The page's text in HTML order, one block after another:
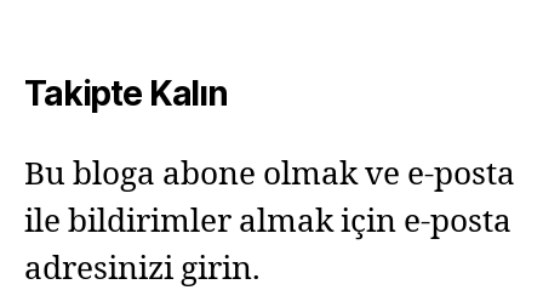
Takipte Kalın
Bu bloga abone olmak ve e-posta
ile bildirimler almak için e-posta
adresinizi girin.